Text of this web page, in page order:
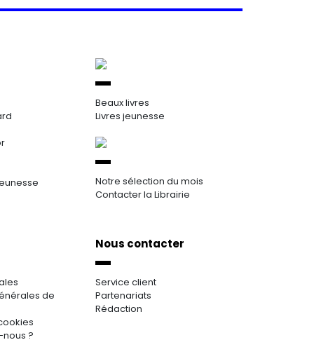
Beaux livres
Livres jeunesse
Notre sélection du mois
Contacter la Librairie
de
?
Nous contacter
Service client
Partenariats
Rédaction